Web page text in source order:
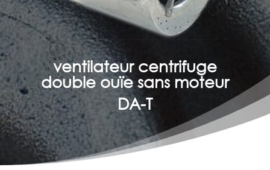
ventilateur centrifuge
double ouïe sans moteur
DA-T